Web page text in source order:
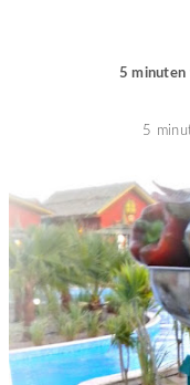
5
5